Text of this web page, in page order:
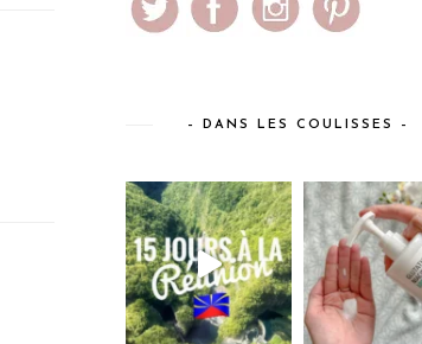
– DANS LES COULISSES –